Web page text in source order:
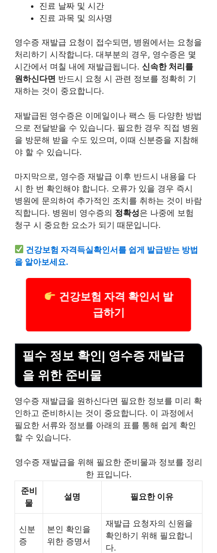
진료 날짜 및 시간
진료 과목 및 의사명
영수증 재발급 요청이 접수되면, 병원에서는 요청을
처리하기 시작합니다. 대부분의 경우, 영수증은 몇
시간에서 며칠 내에 재발급됩니다. 신속한 처리를
원하신다면 반드시 요청 시 관련 정보를 정확히 기
재하는 것이 중요합니다.
재발급된 영수증은 이메일이나 팩스 등 다양한 방법
으로 전달받을 수 있습니다. 필요한 경우 직접 병원
을 방문해 받을 수도 있으며, 이때 신분증을 지참해
야 할 수 있습니다.
마지막으로, 영수증 재발급 이후 반드시 내용을 다
시 한 번 확인해야 합니다. 오류가 있을 경우 즉시
병원에 문의하여 추가적인 조치를 취하는 것이 바람
직합니다. 병원비 영수증의 정확성은 나중에 보험
청구 시 중요한 요소가 되기 때문입니다.
건강보험 자격득실확인서를 쉽게 발급받는 방법
을 알아보세요.
건강보험 자격 확인서 발
급하기
필수 정보 확인| 영수증 재발급
을 위한 준비물
영수증 재발급을 원하신다면 필요한 정보를 미리 확
인하고 준비하시는 것이 중요합니다. 이 과정에서
필요한 서류와 정보를 아래의 표를 통해 쉽게 확인
할 수 있습니다.
영수증 재발급을 위해 필요한 준비물과 정보를 정리
한 표입니다.
준비
물
설명 필요한 이유
신분
증
본인 확인을
위한 증명서
재발급 요청자의 신원을
확인하기 위해 필요합니
다.